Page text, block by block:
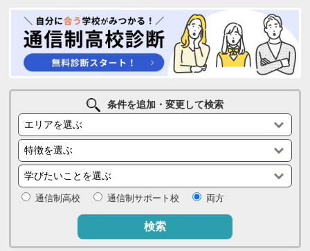
条件を追加・変更して検索
通信制高校 通信制サポート校 両方
検索